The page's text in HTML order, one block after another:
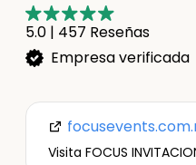
5.0 | 457 Reseñas
Empresa verificada
Visita FOCUS